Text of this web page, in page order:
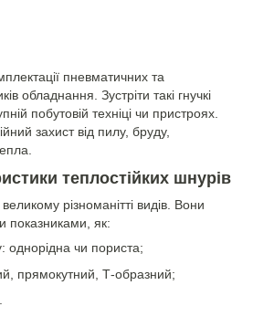
пневматичних та
обладнання. Зустріти такі гнучкі
побутовій техніці чи пристроях.
захист від пилу, бруду,
теплостійких шнурів
різноманітті видів. Вони
показниками, як:
однорідна чи пориста;
прямокутний, Т-образний;